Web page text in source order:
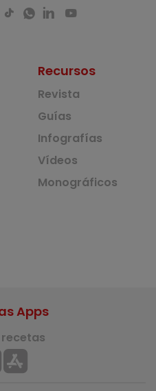
Recursos
Revista
Guías
Infografías
Vídeos
Monográficos
Apps